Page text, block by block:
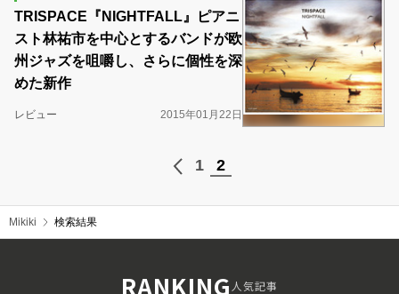
TRISPACE『NIGHTFALL』ピアニ
スト林祐市を中心とするバンドが欧
州ジャズを咀嚼し、さらに個性を深
めた新作
レビュー 2015年01月22日
1 2
Mikiki 検索結果
RANKING人気記事